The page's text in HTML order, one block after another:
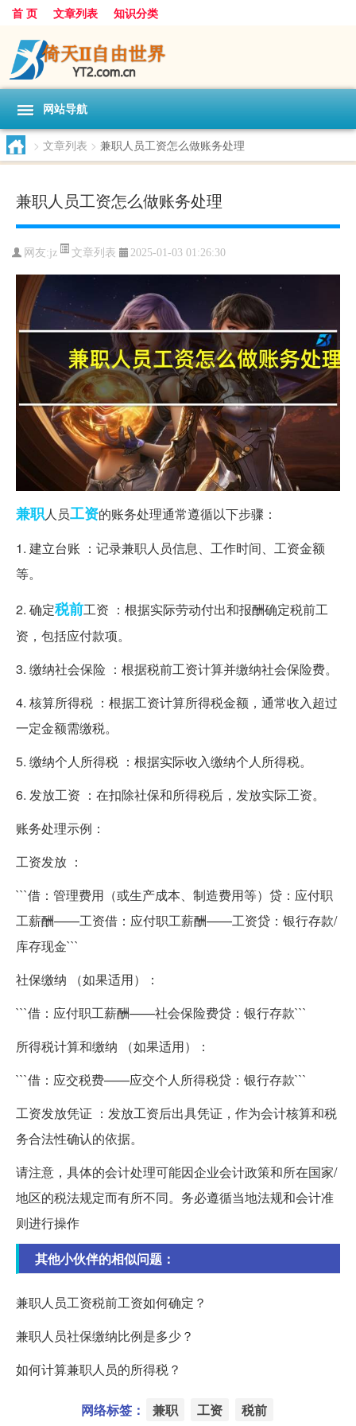
首 页 文章列表 知识分类
网站导航
> 文章列表 > 兼职人员工资怎么做账务处理
兼职人员工资怎么做账务处理
网友:jz 文章列表 2025-01-03 01:26:30
兼职人员工资的账务处理通常遵循以下步骤：
1. 建立台账 ：记录兼职人员信息、工作时间、工资金额
等。
2. 确定税前工资 ：根据实际劳动付出和报酬确定税前工
资，包括应付款项。
3. 缴纳社会保险 ：根据税前工资计算并缴纳社会保险费。
4. 核算所得税 ：根据工资计算所得税金额，通常收入超过
一定金额需缴税。
5. 缴纳个人所得税 ：根据实际收入缴纳个人所得税。
6. 发放工资 ：在扣除社保和所得税后，发放实际工资。
账务处理示例：
工资发放 ：
```借：管理费用（或生产成本、制造费用等）贷：应付职
工薪酬——工资借：应付职工薪酬——工资贷：银行存款/
库存现金```
社保缴纳 （如果适用）：
```借：应付职工薪酬——社会保险费贷：银行存款```
所得税计算和缴纳 （如果适用）：
```借：应交税费——应交个人所得税贷：银行存款```
工资发放凭证 ：发放工资后出具凭证，作为会计核算和税
务合法性确认的依据。
请注意，具体的会计处理可能因企业会计政策和所在国家/
地区的税法规定而有所不同。务必遵循当地法规和会计准
则进行操作
其他小伙伴的相似问题：
兼职人员工资税前工资如何确定？
兼职人员社保缴纳比例是多少？
如何计算兼职人员的所得税？
网络标签： 兼职 工资 税前